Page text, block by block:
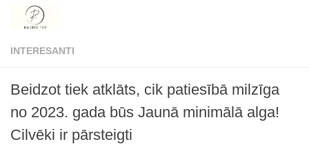
Skip to content
INTERESANTI
Beidzot tiek atklāts, cik patiesībā milzīga
no 2023. gada būs Jaunā minimālā alga!
Cilvēki ir pārsteigti